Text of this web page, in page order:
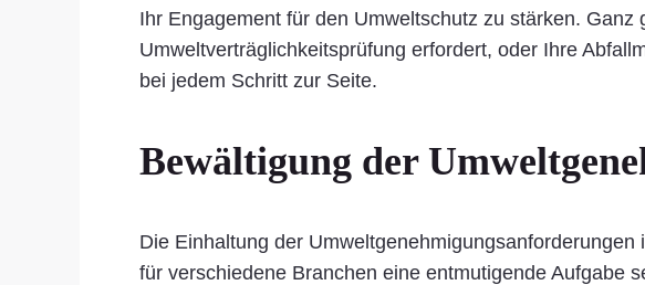
Ihr Engagement für den Umweltschutz zu stärken.
Umweltverträglichkeitsprüfung erfordert, oder Ihre
bei jedem Schritt zur Seite.
Bewältigung der
Die Einhaltung der
für verschiedene Branchen eine entmutigende Aufgabe